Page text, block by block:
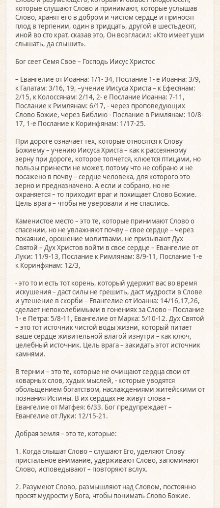
которые слушают Слово и принимают, которые услышав
Слово, хранят его в добром и чистом сердце и приносят
плод в терпении, один в тридцать, другой в шестьдесят,
иной во сто крат, сказав это, Он возгласил: «Кто имеет уши
слышать, да слышит».
Бог сеет Семя Свое – Господь Иисус Христос
– Евангелие от Иоанна: 1/1- 34, Послание 1- е Иоанна: 3/9,
к Галатам: 3/16, 19, –учение Иисуса Христа – к Ефесянам:
2/15, к Колоссянам: 2/14, 2- е Послание Иоанна: 7-11,
Послание к Римлянам: 6/17, - через проповедующих
Слово Божие, через Библию - Послание в Римлянам: 10/8-
17, 1-е Послание к Коринфянам: 1/17-25.
При дороге означает тех, которые относятся к Слову
Божиему – учению Иисуса Христа – как к рассеянному
зерну при дороге, которое топчется, клюется птицами, но
пользы принести не может, потому что не собрано и не
посажено в почву – сердце человека, для которого это
зерно и предназначено. А если и собрано, но не
охраняется – то приходит враг и похищает Слово Божие.
Цель врага – чтобы не уверовали и не спаслись.
Каменистое место – это те, которые принимают Слово о
спасении, но не увлажняют почву – свое сердце – через
покаяние, орошение молитвами, не призывают Дух
Святой – Дух Христов войти в свое сердце – Евангелие от
Луки: 11/9-13, Послание к Римлянам: 8/9-11, Послание 1-е
к Коринфянам: 12/3,
- это то и есть тот корень, который удержит вас во время
искушения – даст силы не грешить, даст мудрости в Слове
и утешение в скорби – Евангелие от Иоанна: 14/16,17,26,
сделает непоколебимыми в гонениях за Слово – Послание
1- е Петра: 5/8-11, Евангелие от Марка: 5/10-12. Дух Святой
– это тот источник чистой воды жизни, который питает
ваше сердце живительной влагой изнутри – как ключ,
целебный источник. Цель врага – закидать этот источник
камнями.
В тернии – это те, которые не очищают сердца свои от
коварных слов, худых мыслей, - которые уводятся
обольщением богатством, наслаждениями житейскими от
познания Истины. В их сердцах не живут слова –
Евангелие от Матфея: 6/33. Бог предупреждает –
Евангелие от Луки: 12/15-21.
Добрая земля – это те, которые:
1. Когда слышат Слово – слушают Его, уделяют Слову
пристальное внимание, удерживают Слово, запоминают
Слово, исповедывают – повторяют вслух.
2. Разумеют Слово, размышляют над Словом, постоянно
просят мудрости у Бога, чтобы понимать Слово Божие.